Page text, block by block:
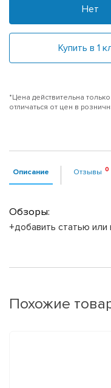
Нет
Купить в 1
*Цена действительна
отличаться от цен в
Описание Отзывы
Обзоры:
+добавить статью или
Похожие